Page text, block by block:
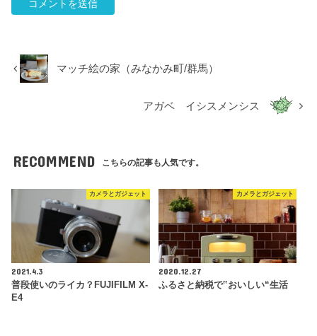
マッチ絵の家（みなかみ町/群馬）
アガベ イシスメンシス
RECOMMEND こちらの記事も人気です。
カメラとガジェット
2021.4.3
普段使いのライカ？FUJIFILM X-
E4
カメラとガジェット
2020.12.27
ふるさと納税で‟おいしい“生活